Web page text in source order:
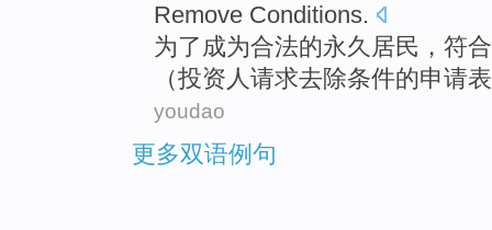
Remove Conditions.
为了 成为合法的永久 居民 ， 符
（投资人请求去除条件的申请
youdao
更多双语例句